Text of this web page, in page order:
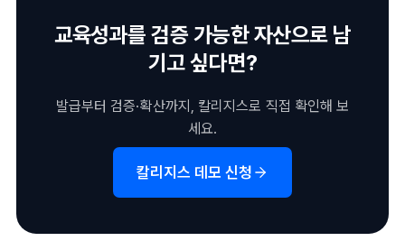
교육성과를 검증 가능한 자산으로 남
기고 싶다면?
발급부터 검증·확산까지, 칼리지스로 직접 확인해 보
세요.
칼리지스 데모 신청